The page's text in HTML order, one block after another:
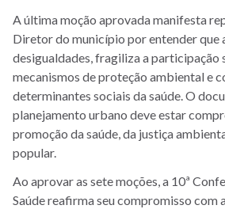
A última moção aprovada manifesta
Diretor do município por entender que
desigualdades, fragiliza a participação
mecanismos de proteção ambiental e
determinantes sociais da saúde. O
planejamento urbano deve estar
promoção da saúde, da justiça
popular.
Ao aprovar as sete moções, a 10ª
Saúde reafirma seu compromisso com